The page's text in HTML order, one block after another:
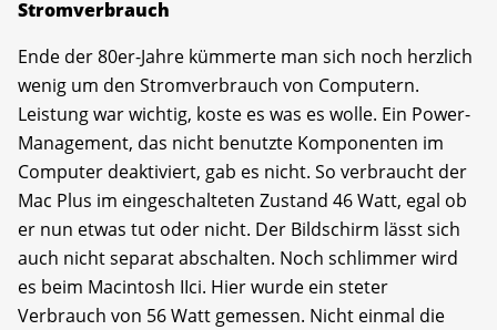
Stromverbrauch
Ende der 80er-Jahre kümmerte man sich noch herzlich
wenig um den Stromverbrauch von Computern.
Leistung war wichtig, koste es was es wolle. Ein Power-
Management, das nicht benutzte Komponenten im
Computer deaktiviert, gab es nicht. So verbraucht der
Mac Plus im eingeschalteten Zustand 46 Watt, egal ob
er nun etwas tut oder nicht. Der Bildschirm lässt sich
auch nicht separat abschalten. Noch schlimmer wird
es beim Macintosh IIci. Hier wurde ein steter
Verbrauch von 56 Watt gemessen. Nicht einmal die